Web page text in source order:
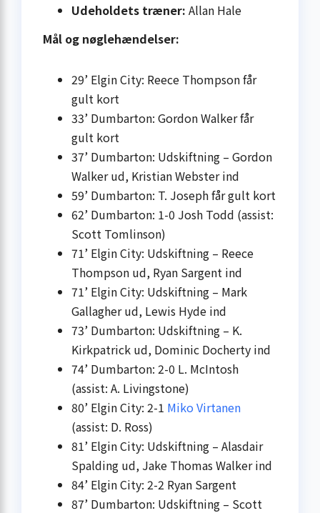
Udeholdets træner: Allan Hale
Mål og nøglehændelser:
29’ Elgin City: Reece Thompson får
gult kort
33’ Dumbarton: Gordon Walker får
gult kort
37’ Dumbarton: Udskiftning – Gordon
Walker ud, Kristian Webster ind
59’ Dumbarton: T. Joseph får gult kort
62’ Dumbarton: 1-0 Josh Todd (assist:
Scott Tomlinson)
71’ Elgin City: Udskiftning – Reece
Thompson ud, Ryan Sargent ind
71’ Elgin City: Udskiftning – Mark
Gallagher ud, Lewis Hyde ind
73’ Dumbarton: Udskiftning – K.
Kirkpatrick ud, Dominic Docherty ind
74’ Dumbarton: 2-0 L. McIntosh
(assist: A. Livingstone)
80’ Elgin City: 2-1 Miko Virtanen
(assist: D. Ross)
81’ Elgin City: Udskiftning – Alasdair
Spalding ud, Jake Thomas Walker ind
84’ Elgin City: 2-2 Ryan Sargent
87’ Dumbarton: Udskiftning – Scott